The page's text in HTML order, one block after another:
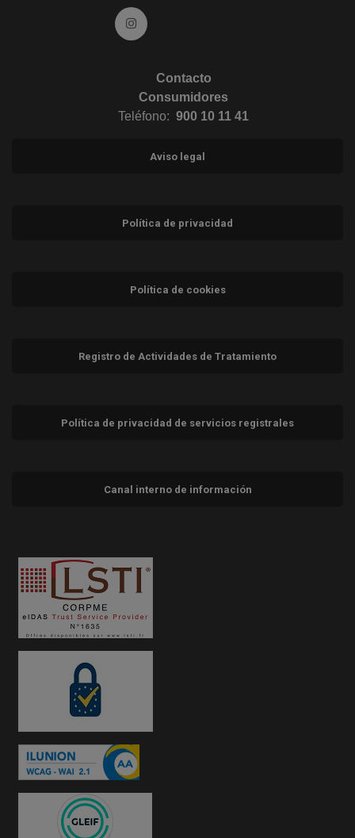
Ir a Instagram (abre en ventana nueva)
Contacto
Consumidores
Teléfono: 900 10 11 41
Aviso legal
Política de privacidad
Política de cookies
Registro de Actividades de Tratamiento
Política de privacidad de servicios registrales
Canal interno de información